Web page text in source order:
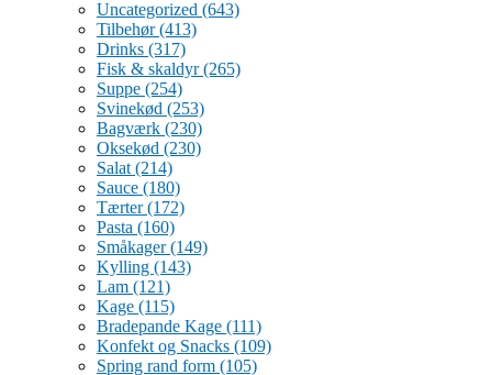
Uncategorized (643)
Tilbehør(413)
Drinks (317)
Fisk & skaldyr(265)
Suppe (254)
Svinekød (253)
Bagværk (230)
Oksekød (230)
Salat (214)
Sauce (180)
Tærter(172)
Pasta (160)
Småkager(149)
Kylling (143)
Lam (121)
Kage (115)
Bradepande Kage (111)
Konfekt og Snacks (109)
Spring rand form (105)